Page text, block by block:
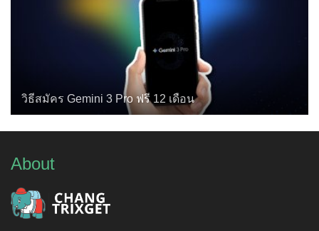
วิธีสมัคร Gemini 3 Pro ฟรี 12 เดือน
About